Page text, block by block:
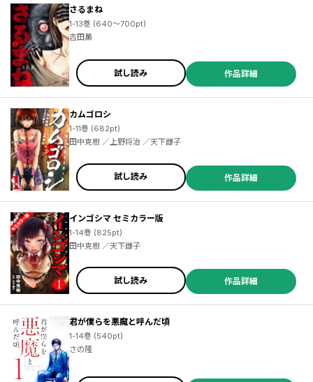
さるまね
1-13巻 (640～700pt)
吉田薫
試し読み 作品詳細
カムゴロシ
1-11巻 (682pt)
田中克樹 ／上野将治 ／天下雌子
試し読み 作品詳細
インゴシマ セミカラー版
1-14巻 (825pt)
田中克樹 ／天下雌子
試し読み 作品詳細
君が僕らを悪魔と呼んだ頃
1-14巻 (540pt)
さの隆